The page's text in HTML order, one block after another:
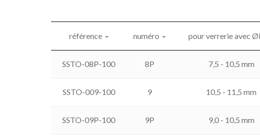
référence numéro pour verrerie avec
SSTO-08P-100 8P 7,5 - 10,5 mm
SSTO-009-100 9 10,5 - 11,5 mm
SSTO-09P-100 9P 9,0 - 10,5 mm